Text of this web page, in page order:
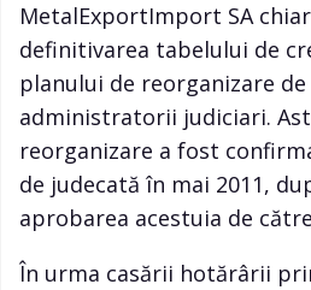
MetalExportImport SA
definitivarea tabelului de
planului de reorganizare
administratorii judiciari.
reorganizare a fost
de judecată în mai 2011,
aprobarea acestuia de
În urma casării hotărârii